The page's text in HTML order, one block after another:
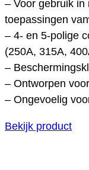
– Voor gebruik in
toepassingen
– 4- en 5-polige
(250A, 315A,
–
– Ontworpen
– Ongevoelig
Bekijk product